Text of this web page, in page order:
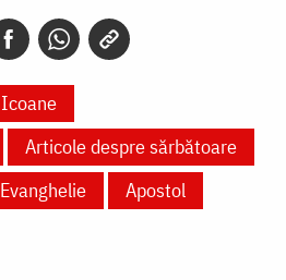
Icoane
Articole despre sărbătoare
Evanghelie Apostol